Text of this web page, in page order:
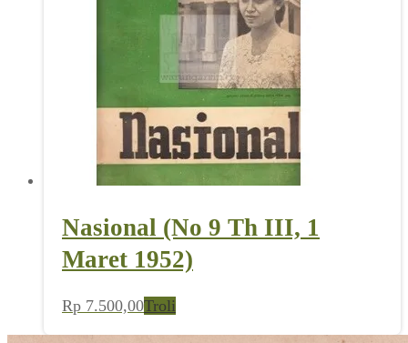
Nasional (No 9 Th III, 1
Maret 1952)
Rp 7.500,00Troli